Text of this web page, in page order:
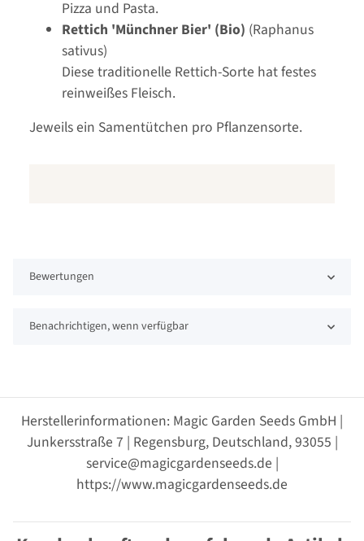
Pizza und Pasta.
Rettich 'Münchner Bier' (Bio) (Raphanus
sativus)
Diese traditionelle Rettich-Sorte hat festes
reinweißes Fleisch.
Jeweils ein Samentütchen pro Pflanzensorte.
Bewertungen
Benachrichtigen, wenn verfügbar
Herstellerinformationen: Magic Garden Seeds GmbH |
Junkersstraße 7 | Regensburg, Deutschland, 93055 |
service@magicgardenseeds.de |
https://www.magicgardenseeds.de